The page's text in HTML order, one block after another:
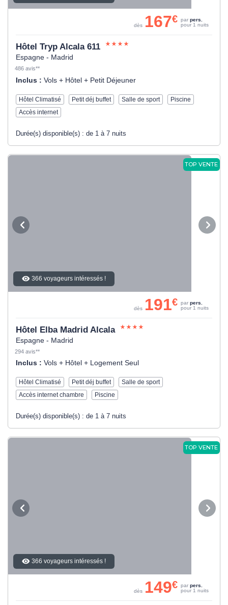
Hôtel Tryp Alcala 611
Espagne - Madrid
486 avis**
Inclus : Vols + Hôtel + Petit Déjeuner
Hôtel Climatisé Petit déj buffet Salle de sport
Piscine
Accès internet
Durée(s) disponible(s) : de 1 à 7 nuits
dès 167€ par pers.
pour 1 nuits
TOP VENTE
366 voyageurs intéressés !
Hôtel Elba Madrid Alcala
Espagne - Madrid
294 avis**
Inclus : Vols + Hôtel + Logement Seul
Hôtel Climatisé Petit déj buffet
Salle de sport
Accès internet chambre
Piscine
Durée(s) disponible(s) : de 1 à 7 nuits
dès 191€ par pers.
pour 1 nuits
TOP VENTE
366 voyageurs intéressés !
dès 149€ par pers.
pour 1 nuits